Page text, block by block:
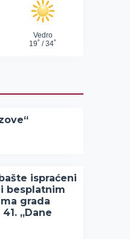
ispraćeni
besplatnim
grada
„Dane